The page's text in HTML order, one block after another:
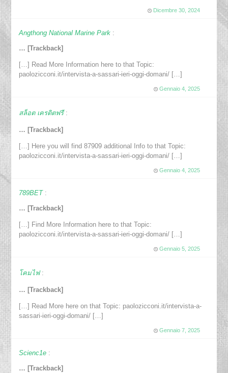
Dicembre 30, 2024
Angthong National Marine Park :
… [Trackback]
[…] Read More Information here to that Topic:
paolozicconi.it/intervista-a-sassari-ieri-oggi-domani/ […]
Gennaio 4, 2025
สล็อต เครดิตฟรี :
… [Trackback]
[…] Here you will find 87909 additional Info to that Topic:
paolozicconi.it/intervista-a-sassari-ieri-oggi-domani/ […]
Gennaio 4, 2025
789BET :
… [Trackback]
[…] Find More Information here to that Topic:
paolozicconi.it/intervista-a-sassari-ieri-oggi-domani/ […]
Gennaio 5, 2025
โคมไฟ :
… [Trackback]
[…] Read More here on that Topic: paolozicconi.it/intervista-a-
sassari-ieri-oggi-domani/ […]
Gennaio 7, 2025
Scienc1e :
… [Trackback]